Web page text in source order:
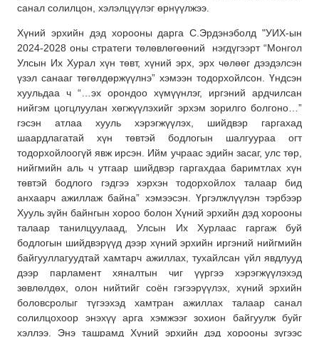
санал солилцон, хэлэлцүүлэг өрнүүлжээ.
Хүний эрхийн дэд хорооны дарга С.Эрдэнэболд "УИХ-ын
2024-2028 оны стратеги төлөвлөгөөний нэгдүгээрт “Монгол
Улсын Их Хурал хүн төвт, хүний эрх, эрх чөлөөг дээдэлсэн
үзэл санааг төгөлдөржүүлнэ” хэмээн тодорхойлсон. Үндсэн
хуульдаа ч “…эх орондоо хүмүүнлэг, иргэний ардчилсан
нийгэм цогцлуулан хөгжүүлэхийг эрхэм зорилго болгоно…”
гэсэн атлаа хууль хэрэгжүүлэх, шийдвэр гаргахад
шаардлагатай хүн төвтэй бодлогын шалгуураа огт
тодорхойлоогүй явж ирсэн. Ийм учраас эдийн засаг, улс төр,
нийгмийн аль ч утгаар шийдвэр гаргахдаа баримтлах хүн
төвтэй бодлого гэдгээ хэрхэн тодорхойлох талаар бид
анхаарч ажиллаж байна” хэмээсэн. Үргэлжлүүлэн тэрбээр
Хууль зүйн байнгын хороо болон Хүний эрхийн дэд хорооны
талаар танилцуулаад, Улсын Их Хурлаас гаргаж буй
бодлогын шийдвэрүүд дээр хүний эрхийн иргэний нийгмийн
байгууллагуудтай хамтарч ажиллах, тухайлсан үйл явдлууд
дээр парламент хяналтын чиг үүргээ хэрэгжүүлэхэд
зөвлөлдөх, олон нийтийг соён гэгээрүүлэх, хүний эрхийн
боловсролыг түгээхэд хамтран ажиллах талаар санал
солилцохоор энэхүү арга хэмжээг зохион байгуулж буйг
хэллээ. Энэ ташрамд Хүний эрхийн дэд хорооны зүгээс